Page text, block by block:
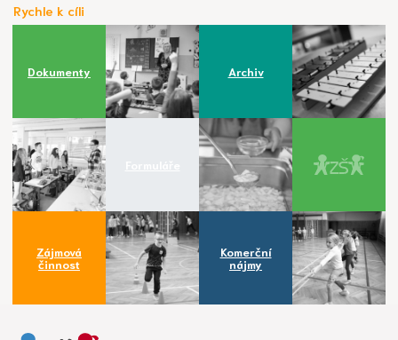
Rychle k cíli
Dokumenty Archiv
Zájmová
činnost
Komerční
nájmy